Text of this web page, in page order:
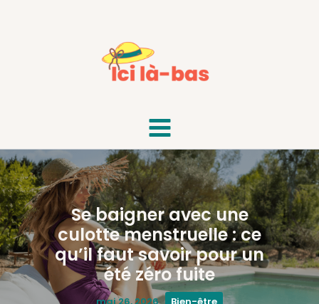
Se baigner avec une
culotte menstruelle : ce
qu’il faut savoir pour un
été zéro fuite
mai 26, 2026 Bien-être